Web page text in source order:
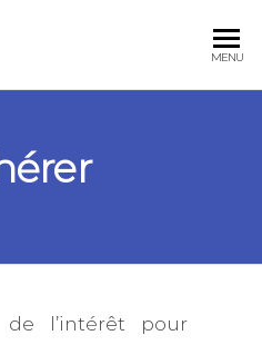
MENU
de l’intérêt pour